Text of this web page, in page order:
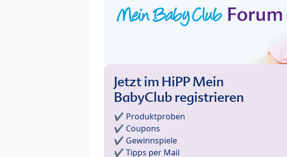
Jetzt im HiPP Mein
BabyClub registrieren
✔️ Produktproben
✔️ Coupons
✔️ Gewinnspiele
✔️ Tipps per Mail